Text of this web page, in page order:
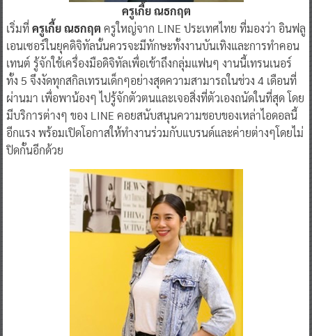
ครูเกี้ย ณธกฤต
เริ่มที่ครูเกี้ย ณธกฤต ครูใหญ่จาก LINE ประเทศไทย ที่มองว่า อินฟลู
เอนเซอร์ในยุคดิจิทัลนั้นควรจะมีทักษะทั้งงานบันเทิงและการทำคอน
เทนต์ รู้จักใช้เครื่องมือดิจิทัลเพื่อเข้าถึงกลุ่มแฟนๆ งานนี้เทรนเนอร์
ทั้ง 5 จึงงัดทุกสกิลเทรนเด็กๆอย่างสุดความสามารถในช่วง 4 เดือนที่
ผ่านมา เพื่อพาน้องๆ ไปรู้จักตัวตนและเจอสิ่งที่ตัวเองถนัดในที่สุด โดย
มีบริการต่างๆ ของ LINE คอยสนับสนุนความชอบของเหล่าไอดอลนี้
อีกแรง พร้อมเปิดโอกาสให้ทำงานร่วมกับแบรนด์และค่ายต่างๆโดยไม่
ปิดกั้นอีกด้วย